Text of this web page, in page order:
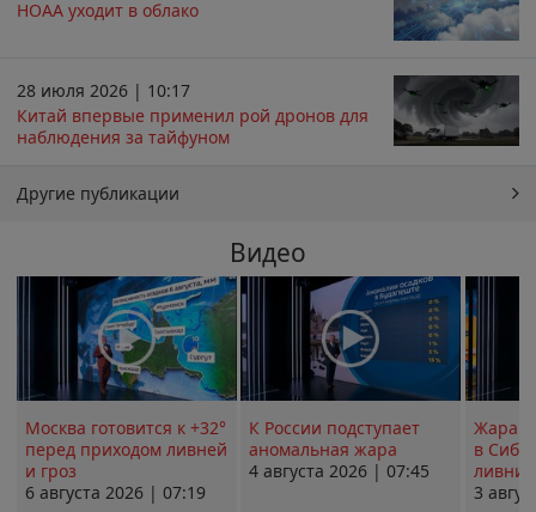
НОАА уходит в облако
28 июля 2026 | 10:17
Китай впервые применил рой дронов для
наблюдения за тайфуном
Другие публикации
Видео
Москва готовится к +32°
перед приходом ливней
и гроз
6 августа 2026 | 07:19
К России подступает
аномальная жара
4 августа 2026 | 07:45
Жара в
в
ливни
3